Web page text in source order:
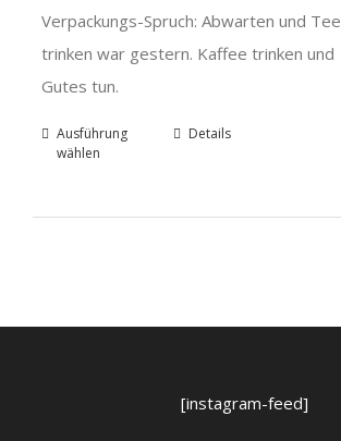
Verpackungs-Spruch: Abwarten und Tee
trinken war gestern. Kaffee trinken und
Gutes tun.
Ausführung
wählen
Details
[instagram-feed]